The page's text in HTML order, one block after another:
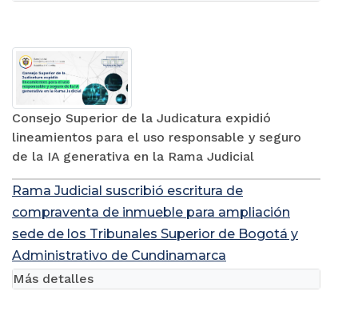
Consejo Superior de la Judicatura expidió
lineamientos para el uso responsable y seguro
de la IA generativa en la Rama Judicial
Rama Judicial suscribió escritura de
compraventa de inmueble para ampliación
sede de los Tribunales Superior de Bogotá y
Administrativo de Cundinamarca
Más detalles